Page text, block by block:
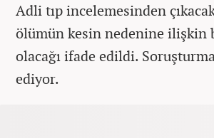
Adli tıp incelemesinden
ölümün kesin nedenine ilişkin
olacağı ifade edildi.
ediyor.